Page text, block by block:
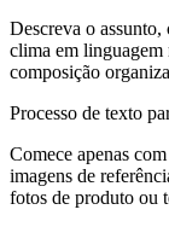
Descreva o
clima em linguagem
composição
Processo de texto
Comece apenas
imagens de
fotos de produto ou